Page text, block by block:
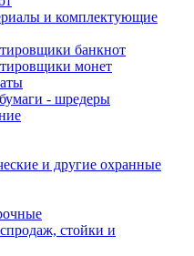
и комплектующие
банкнот
монет
- шредеры
и другие охранные
стойки и